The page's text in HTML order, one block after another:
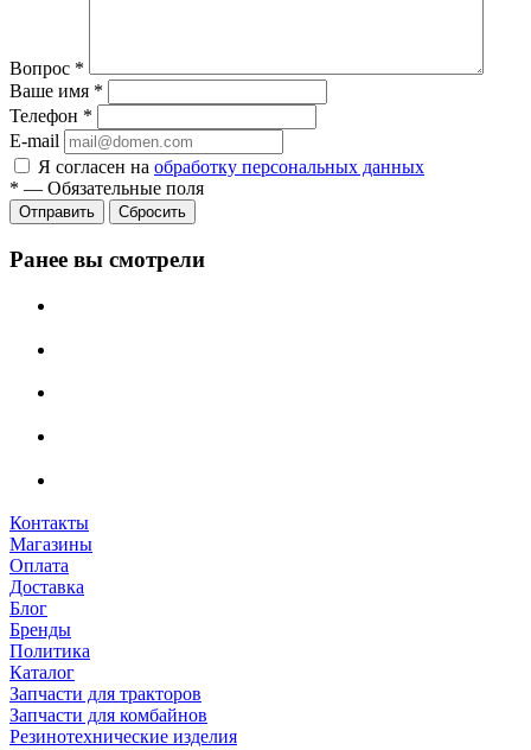
Вопрос *
Ваше имя *
Телефон *
E-mail
Я согласен на обработку персональных данных
* — Обязательные поля
Сбросить
Ранее вы смотрели
Контакты
Магазины
Оплата
Доставка
Блог
Бренды
Политика
Каталог
Запчасти для тракторов
Запчасти для комбайнов
Резинотехнические изделия